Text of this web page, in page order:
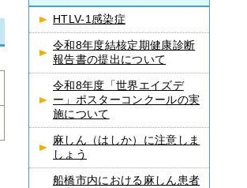
HTLV-1感染症
令和8年度結核定期健康診断
報告書の提出について
令和8年度「世界エイズデ
ー」ポスターコンクールの実
施について
麻しん（はしか）に注意しま
しょう
船橋市内における麻しん患者